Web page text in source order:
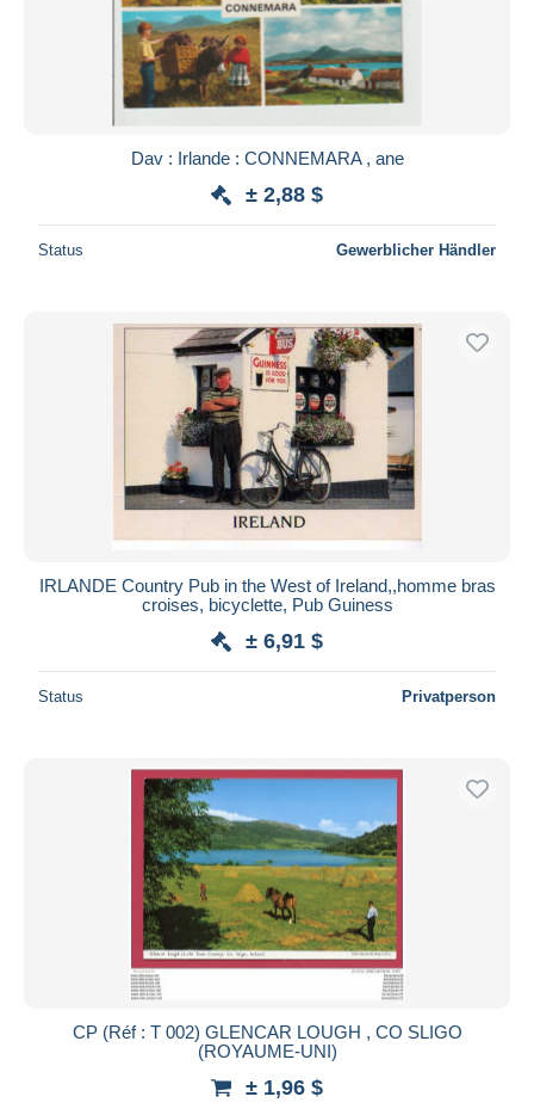
Dav : Irlande : CONNEMARA , ane
± 2,88 $
Status Gewerblicher Händler
IRLANDE Country Pub in the West of Ireland,,homme bras
croises, bicyclette, Pub Guiness
± 6,91 $
Status Privatperson
CP (Réf : T 002) GLENCAR LOUGH , CO SLIGO
(ROYAUME-UNI)
± 1,96 $